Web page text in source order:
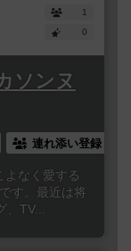
1
0
ソンヌ
連れ添い登録
よなく愛する
す。最近は将
TV...